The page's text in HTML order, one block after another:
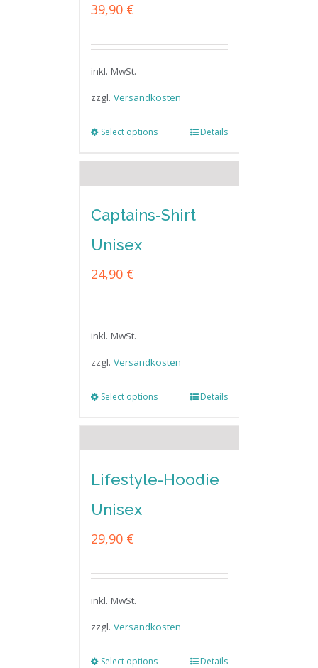
39,90 €
inkl. MwSt.
zzgl. Versandkosten
Select options Details
Captains-Shirt
Unisex
24,90 €
inkl. MwSt.
zzgl. Versandkosten
Select options Details
Lifestyle-Hoodie
Unisex
29,90 €
inkl. MwSt.
zzgl. Versandkosten
Select options Details